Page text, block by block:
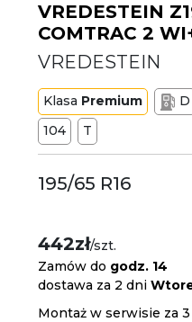
VREDESTEIN
COMTRAC 2
VREDESTEIN
Klasa Premium D
104
T
195/65 R16
442zł/szt.
Zamów do godz. 14
dostawa za 2 dni
Montaż w serwisie za